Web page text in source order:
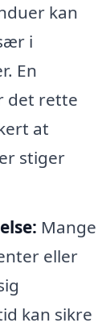
kan
i
En
det rette
at
stiger
Mange
eller
kan sikre